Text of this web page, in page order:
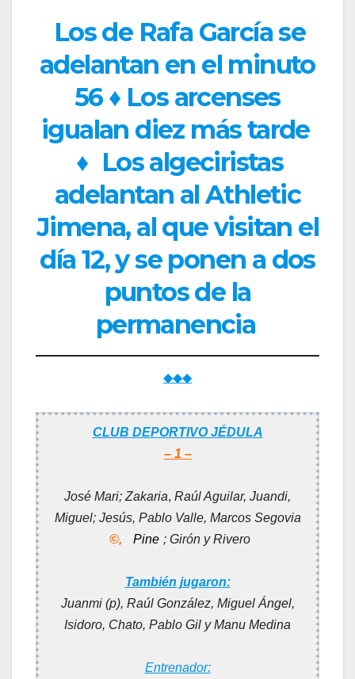
Los de Rafa García se
adelantan en el minuto
56 ♦ Los arcenses
igualan diez más tarde
♦ Los algeciristas
adelantan al Athletic
Jimena, al que visitan el
día 12, y se ponen a dos
puntos de la
permanencia
◆◆◆
CLUB DEPORTIVO JÉDULA
– 1 –
José Mari; Zakaria, Raúl Aguilar, Juandi,
Miguel; Jesús, Pablo Valle, Marcos Segovia
©,
Pine ; Girón y Rivero
También jugaron:
Juanmi (p), Raúl González, Miguel Ángel,
Isidoro, Chato, Pablo Gil y Manu Medina
Entrenador: